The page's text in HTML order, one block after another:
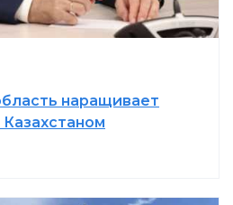
наращивает